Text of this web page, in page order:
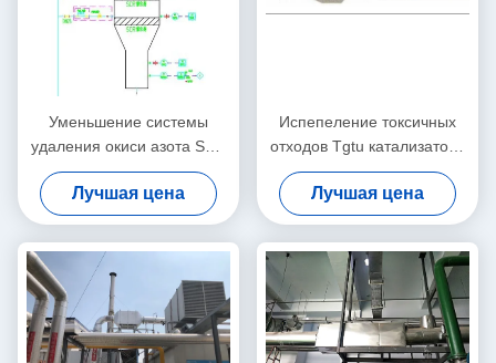
Уменьшение системы
удаления окиси азота SCR
выборочное
каталитическое Nox
Лучшая цена
Испепеление токсичных
отходов Tgtu катализатора
блока обработки газа
кабеля отростчатое
Лучшая цена